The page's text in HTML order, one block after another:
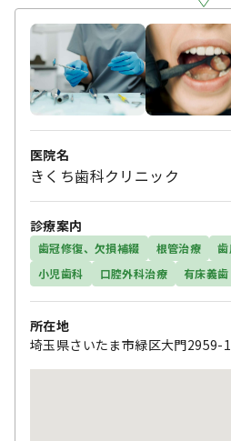
医院名
きくち歯科クリニック
診療案内
歯冠修復、欠損補綴 根管治療
小児歯科
口腔外科治療 有床義歯
所在地
埼玉県さいたま市緑区大門2959-1